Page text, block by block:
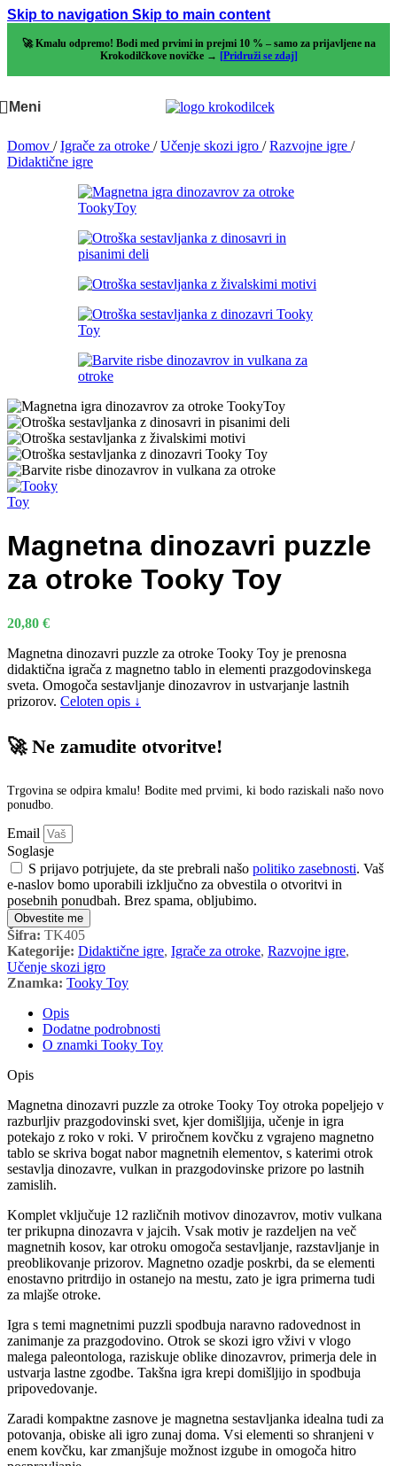
Skip to navigation Skip to main content
🚀 Kmalu odpremo! Bodi med prvimi in prejmi 10 % – samo za prijavljene na
Krokodilčkove novičke → [Pridruži se zdaj]
Meni
Domov / Igrače za otroke / Učenje skozi igro / Razvojne igre /
Didaktične igre
Magnetna dinozavri puzzle
za otroke Tooky Toy
20,80 €
Magnetna dinozavri puzzle za otroke Tooky Toy je prenosna
didaktična igrača z magnetno tablo in elementi prazgodovinskega
sveta. Omogoča sestavljanje dinozavrov in ustvarjanje lastnih
prizorov. Celoten opis ↓
🚀 Ne zamudite otvoritve!
Trgovina se odpira kmalu! Bodite med prvimi, ki bodo raziskali našo novo
ponudbo.
Email
Soglasje
S prijavo potrjujete, da ste prebrali našo politiko zasebnosti. Vaš
e-naslov bomo uporabili izključno za obvestila o otvoritvi in
posebnih ponudbah. Brez spama, obljubimo.
Obvestite me
Šifra: TK405
Kategorije: Didaktične igre, Igrače za otroke, Razvojne igre,
Učenje skozi igro
Znamka: Tooky Toy
Opis
Dodatne podrobnosti
O znamki Tooky Toy
Opis
Magnetna dinozavri puzzle za otroke Tooky Toy otroka popeljejo v
razburljiv prazgodovinski svet, kjer domišljija, učenje in igra
potekajo z roko v roki. V priročnem kovčku z vgrajeno magnetno
tablo se skriva bogat nabor magnetnih elementov, s katerimi otrok
sestavlja dinozavre, vulkan in prazgodovinske prizore po lastnih
zamislih.
Komplet vključuje 12 različnih motivov dinozavrov, motiv vulkana
ter prikupna dinozavra v jajcih. Vsak motiv je razdeljen na več
magnetnih kosov, kar otroku omogoča sestavljanje, razstavljanje in
preoblikovanje prizorov. Magnetno ozadje poskrbi, da se elementi
enostavno pritrdijo in ostanejo na mestu, zato je igra primerna tudi
za mlajše otroke.
Igra s temi magnetnimi puzzli spodbuja naravno radovednost in
zanimanje za prazgodovino. Otrok se skozi igro vživi v vlogo
malega paleontologa, raziskuje oblike dinozavrov, primerja dele in
ustvarja lastne zgodbe. Takšna igra krepi domišljijo in spodbuja
pripovedovanje.
Zaradi kompaktne zasnove je magnetna sestavljanka idealna tudi za
potovanja, obiske ali igro zunaj doma. Vsi elementi so shranjeni v
enem kovčku, kar zmanjšuje možnost izgube in omogoča hitro